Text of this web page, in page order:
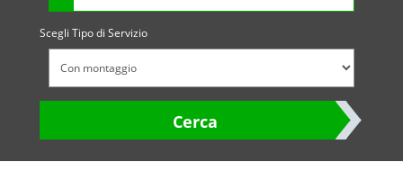
Scegli Tipo di Servizio
Cerca